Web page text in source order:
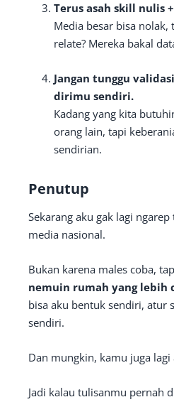
Terus asah skill nulis
Media besar bisa nolak,
relate? Mereka bakal
Jangan tunggu
dirimu sendiri.
Kadang yang kita
orang lain, tapi
sendirian.
Penutup
Sekarang aku gak lagi
media nasional.
Bukan karena males coba,
nemuin rumah yang lebih
bisa aku bentuk sendiri, atur
sendiri.
Dan mungkin, kamu juga lagi
Jadi kalau tulisanmu pernah